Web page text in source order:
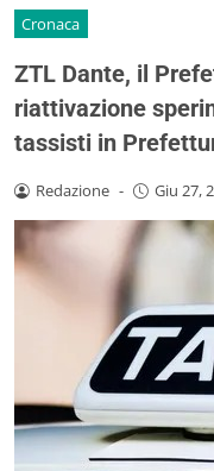
Cronaca
ZTL Dante, il
riattivazione
tassisti in
Redazione - Giu 27,